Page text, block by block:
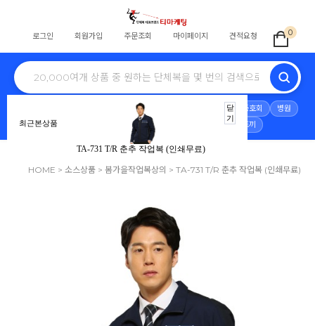
최근본상품
TA-731 T/R 춘추 작업복 (인쇄무료)
닫
기
로그인 회원가입 주문조회 마이페이지 견적요청 0
회사단체 스태프 동호회
병원
단체바람막이 안전조끼
HOME > 소스상품 > 봄가을작업복상의 > TA-731 T/R 춘추 작업복 (인쇄무료)